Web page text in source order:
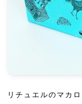
リチュエルのマカ